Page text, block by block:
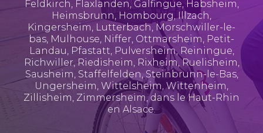
Feldkirch, Flaxlanden,Galfingue, Habsheim,
Heimsbrunn, Hombourg,Illzach,
Kingersheim, Lutterbach, Morschwiller-le-
bas, Mulhouse, Niffer, Ottmarsheim, Petit-
Landau, Pfastatt, Pulversheim, Reiningue,
Richwiller, Riedisheim, Rixheim,Ruelisheim,
Sausheim, Staffelfelden, Steinbrunn-le-Bas,
Ungersheim, Wittelsheim,Wittenheim,
Zillisheim, Zimmersheim, dans le Haut-Rhin
en Alsace.